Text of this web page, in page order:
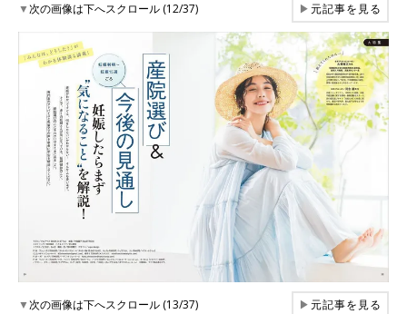
▼次の画像は下へスクロール (12/37) ▶元記事を見る
▼次の画像は下へスクロール (13/37) ▶元記事を見る